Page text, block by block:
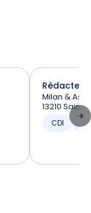
Rédacteur
Milan &
13210
CDI